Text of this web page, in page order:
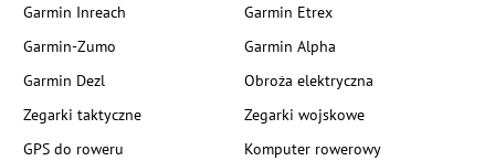
Garmin Inreach
Garmin Etrex
Garmin-Zumo
Garmin Alpha
Garmin Dezl
Obroża elektryczna
Zegarki taktyczne
Zegarki wojskowe
GPS do roweru
Komputer rowerowy